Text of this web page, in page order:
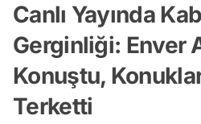
Canlı Yayında
Gerginliği: Enver
Konuştu,
Terketti